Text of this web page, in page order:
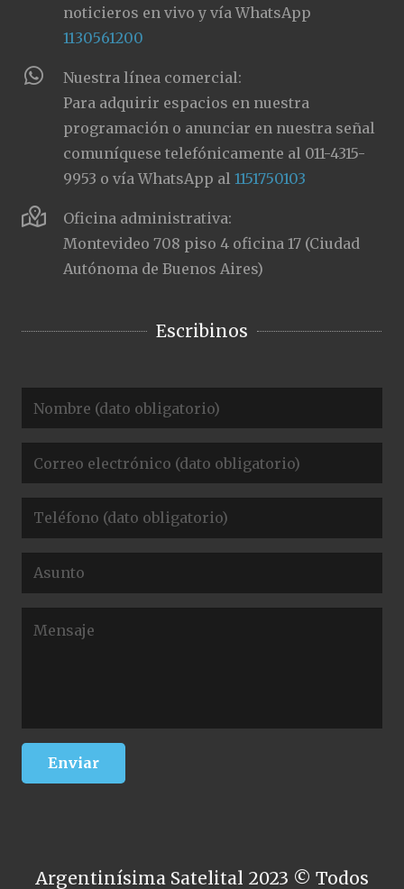
noticieros en vivo y vía WhatsApp
1130561200
Nuestra línea comercial:
Para adquirir espacios en nuestra
programación o anunciar en nuestra señal
comuníquese telefónicamente al 011-4315-
9953 o vía WhatsApp al1151750103
Oficina administrativa:
Montevideo 708 piso 4 oficina 17 (Ciudad
Autónoma de Buenos Aires)
Escribinos
Argentinísima Satelital 2023 © Todos